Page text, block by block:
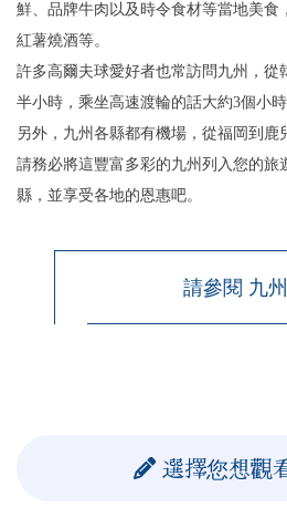
鮮、品牌牛肉以及時令食材等當地美食
紅薯燒酒等。
許多高爾夫球愛好者也常訪問九州，從
半小時，乘坐高速渡輪的話大約3個小時
另外，九州各縣都有機場，從福岡到鹿
請務必將這豐富多彩的九州列入您的旅
縣，並享受各地的恩惠吧。
請參閱 九
選擇您想觀